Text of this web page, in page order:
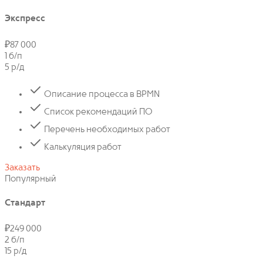
Экспресс
₽87 000
1 б/п
5 р/д
Описание процесса в BPMN
Список рекомендаций ПО
Перечень необходимых работ
Калькуляция работ
Заказать
Популярный
Стандарт
₽249 000
2 б/п
15 р/д